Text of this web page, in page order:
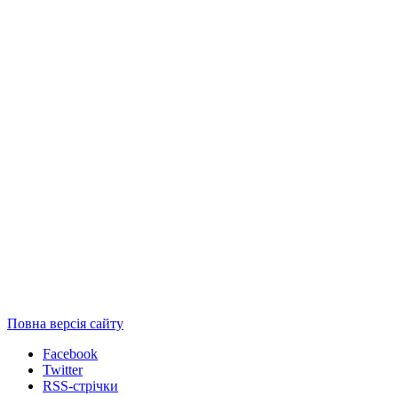
Повна версія сайту
Facebook
Twitter
RSS-стрічки